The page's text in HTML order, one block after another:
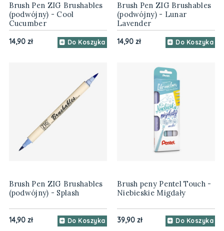
Brush Pen ZIG Brushables
(podwójny) - Cool
Cucumber
14,90 zł Do Koszyka
Brush Pen ZIG Brushables
(podwójny) - Lunar
Lavender
14,90 zł Do Koszyka
Brush Pen ZIG Brushables
(podwójny) - Splash
14,90 zł Do Koszyka
Brush peny Pentel Touch -
Niebieskie Migdały
39,90 zł Do Koszyka